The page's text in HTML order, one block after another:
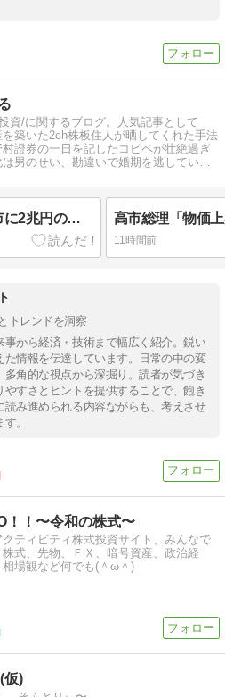
資/に関するブログ。人気記事として
を築いた2ch株板住人が晒してくれた手法
證券の一日を記したコピペが壮絶過ぎ
男のせい、勘違いで婚期を逃してい
アラブ首長国連邦「秋田市に2兆円の超巨大データセンター建てるわ」
11時間前
トレンドを洞察
から経済・技術まで幅広く紹介。鋭い
情報を伝達しています。日常の中の変
角的な視点から深掘り。読者が気づき
すさとヒントを提供することで、飽き
み進められる内容ながらも、考えさせ
。
！！〜令和の株式〜
クティビティ株式投資サイト、みんなで
式、先物、ＦＸ、暗号資産、政治経
場観など何でも(＾ω＾)
仮)